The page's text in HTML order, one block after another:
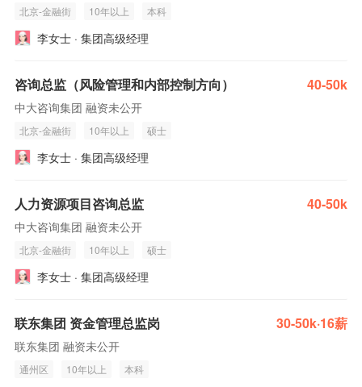
北京-金融街 10年以上 本科
李女士 · 集团高级经理
咨询总监（风险管理和内部控制方向） 40-50k
中大咨询集团 融资未公开
北京-金融街 10年以上 硕士
李女士 · 集团高级经理
人力资源项目咨询总监 40-50k
中大咨询集团 融资未公开
北京-金融街 10年以上 硕士
李女士 · 集团高级经理
联东集团 资金管理总监岗 30-50k·16薪
联东集团 融资未公开
通州区 10年以上 本科